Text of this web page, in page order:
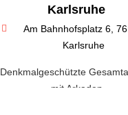
Karlsruhe
Am Bahnhofsplatz 6,
Karlsruhe
Denkmalgeschützte
mit Arkaden